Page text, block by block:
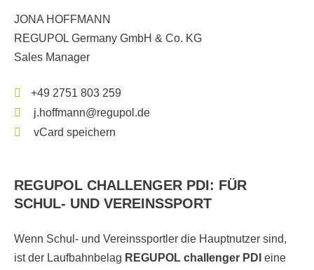
JONA HOFFMANN
REGUPOL Germany GmbH & Co. KG
Sales Manager
+49 2751 803 259
j.hoffmann@regupol.de
vCard speichern
REGUPOL CHALLENGER PDI: FÜR
SCHUL- UND VEREINSSPORT
Wenn Schul- und Vereinssportler die Hauptnutzer sind,
ist der Laufbahnbelag REGUPOL challenger PDI eine